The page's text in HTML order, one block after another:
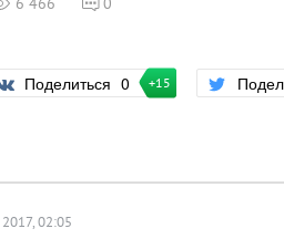
6 466 0
Поделиться 0 +15
2017, 02:05